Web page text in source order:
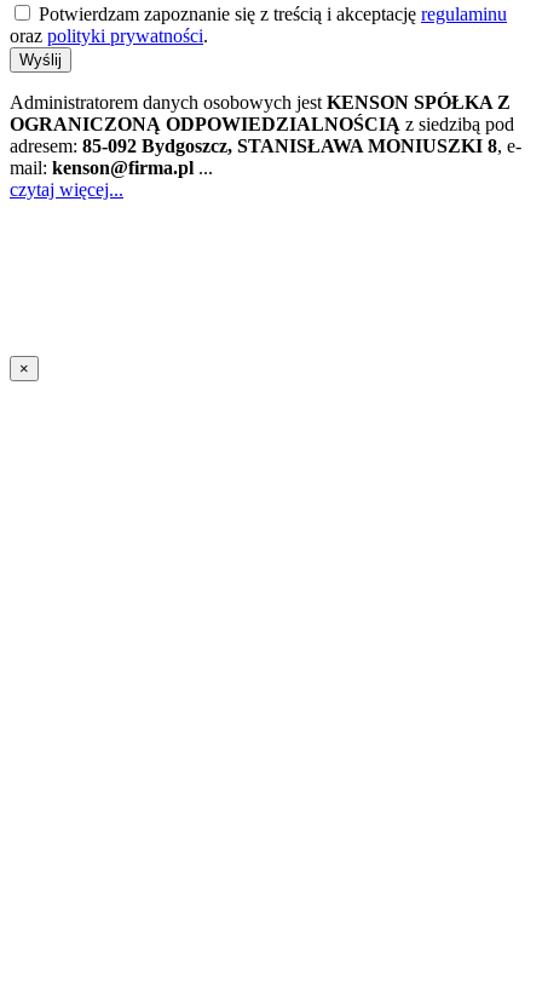
Potwierdzam zapoznanie się z treścią i akceptację regulaminu
oraz polityki prywatności.
Wyślij
Administratorem danych osobowych jest KENSON SPÓŁKA Z
OGRANICZONĄ ODPOWIEDZIALNOŚCIĄ z siedzibą pod
adresem: 85-092 Bydgoszcz, STANISŁAWA MONIUSZKI 8, e-
mail: kenson@firma.pl ...
czytaj więcej...
×